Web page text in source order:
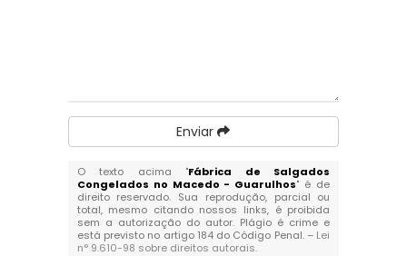
Enviar
O texto acima "Fábrica de Salgados
Congelados no Macedo - Guarulhos" é de
direito reservado. Sua reprodução, parcial ou
total, mesmo citando nossos links, é proibida
sem a autorização do autor. Plágio é crime e
está previsto no artigo 184 do Código Penal. – Lei
n° 9.610-98 sobre direitos autorais.